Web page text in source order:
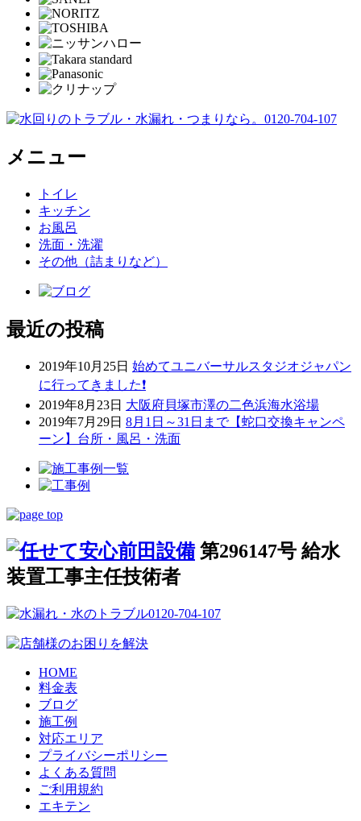
メニュー
トイレ
キッチン
お風呂
洗面・洗濯
その他（詰まりなど）
最近の投稿
2019年10月25日 始めてユニバーサルスタジオジャパン
に行ってきました❗
2019年8月23日 大阪府貝塚市澤の二色浜海水浴場
2019年7月29日 8月1日～31日まで【蛇口交換キャンペ
ーン】台所・風呂・洗面
第296147号 給水
装置工事主任技術者
HOME
料金表
ブログ
施工例
対応エリア
プライバシーポリシー
よくある質問
ご利用規約
エキテン